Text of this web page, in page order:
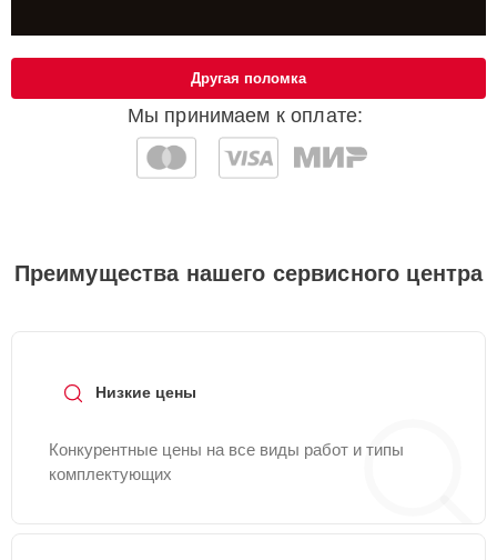
Мы принимаем к оплате:
Другая поломка
Преимущества нашего сервисного центра
Низкие цены
Конкурентные цены на все виды работ и типы
комплектующих